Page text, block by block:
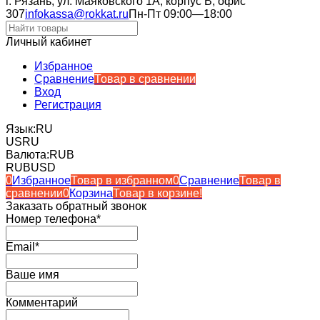
307infokassa@rokkat.ruПн-Пт 09:00—18:00
Личный кабинет
Избранное
СравнениеТовар в сравнении
Вход
Регистрация
Язык:RU
USRU
Валюта:RUB
RUBUSD
0ИзбранноеТовар в избранном0СравнениеТовар в
сравнении0КорзинаТовар в корзине!
Заказать обратный звонок
Номер телефона*
Email*
Ваше имя
Комментарий